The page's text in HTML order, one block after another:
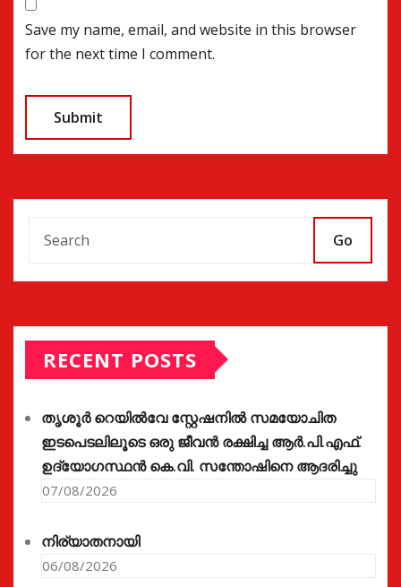
Save my name, email, and website in this browser
for the next time I comment.
Go
RECENT POSTS
തൃശൂർ റെയിൽവേ സ്റ്റേഷനിൽ സമയോചിത
ഇടപെടലിലൂടെ ഒരു ജീവൻ രക്ഷിച്ച ആർ.പി.എഫ്.
ഉദ്യോഗസ്ഥൻ കെ.വി. സന്തോഷിനെ ആദരിച്ചു
07/08/2026
നിര്യാതനായി
06/08/2026